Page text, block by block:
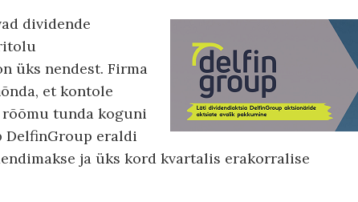
dividende
üks nendest. Firma
et kontole
tunda koguni
DelfinGroup eraldi
ja üks kord kvartalis erakorralise